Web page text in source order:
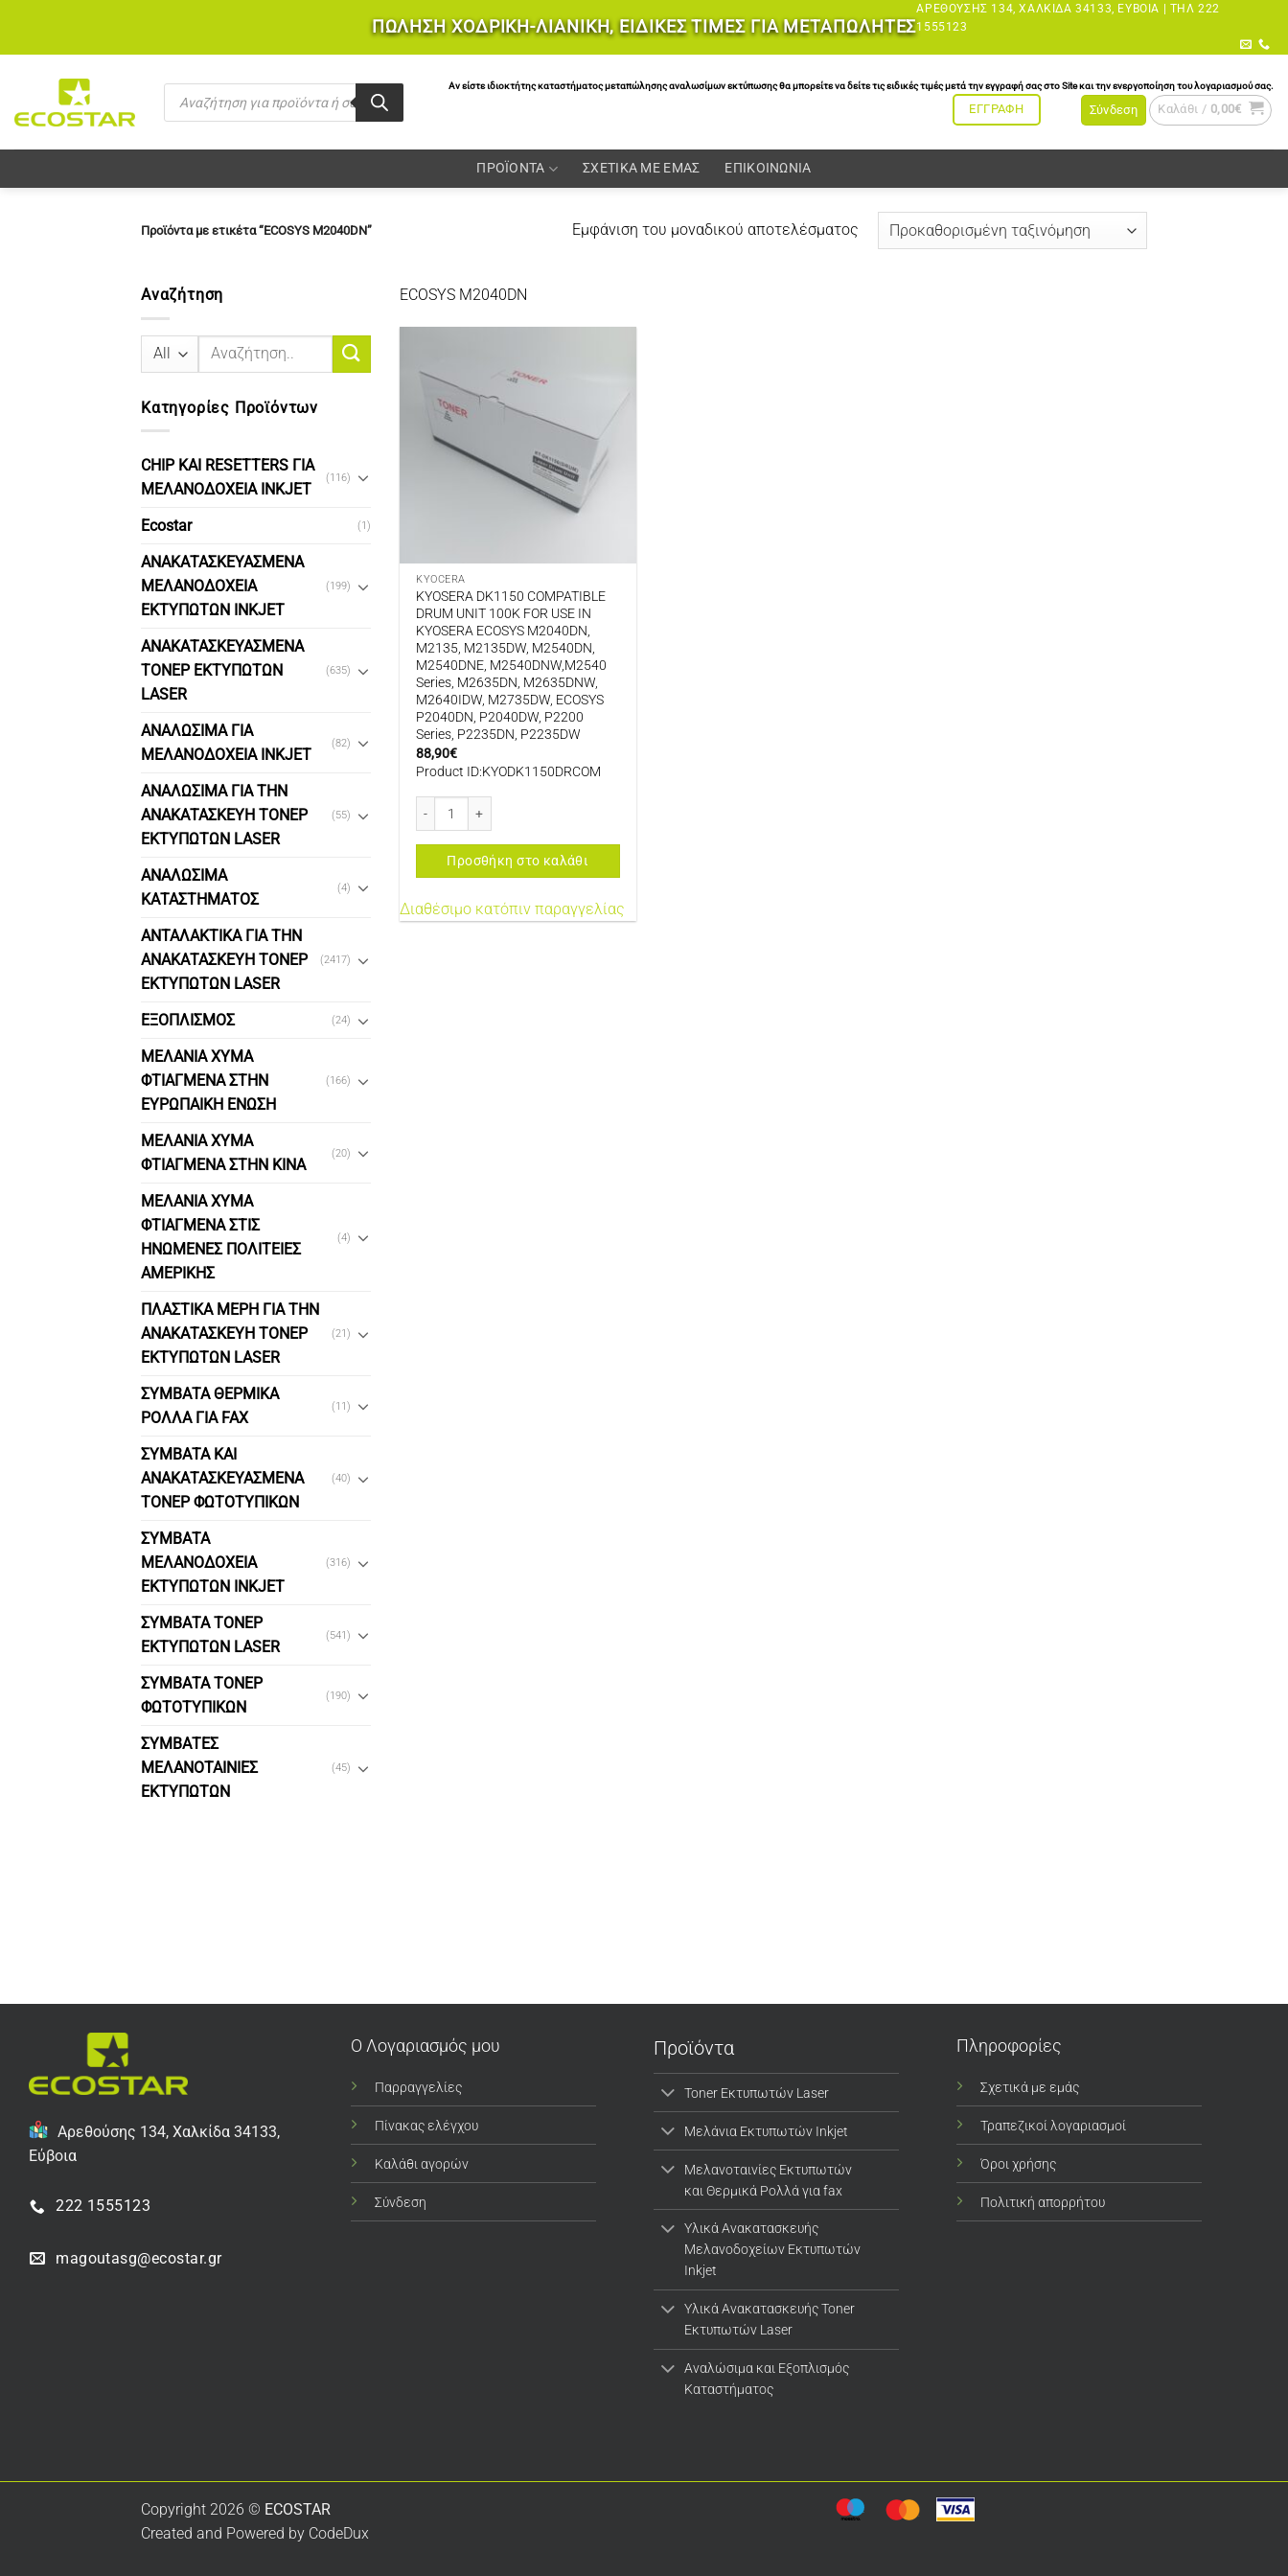
περιεχόμενο
ΠΩΛΗΣΗ ΧΟΔΡΙΚΗ-ΛΙΑΝΙΚΗ, ΕΙΔΙΚΕΣ ΤΙΜΕΣ ΓΙΑ ΜΕΤΑΠΩΛΗΤΕΣ
ΑΡΕΘΟΎΣΗΣ 134, ΧΑΛΚΊΔΑ 34133, ΕΎΒΟΙΑ | ΤΗΛ 222
1555123
Products
search
Αν είστε ιδιοκτήτης καταστήματος μεταπώλησης αναλωσίμων εκτύπωσης θα μπορείτε να δείτε τις ειδικές τιμές μετά την εγγραφή σας στο Site και την ενεργοποίηση του λογαριασμού σας.
ΕΓΓΡΑΦΗ Σύνδεση Καλάθι / 0,00€
ΠΡΟΪΟΝΤΑ ΣΧΕΤΙΚΑ ΜΕ ΕΜΑΣ ΕΠΙΚΟΙΝΩΝΙΑ
Προϊόντα με ετικέτα “ECOSYS M2040DN” Εμφάνιση του μοναδικού αποτελέσματος
Αναζήτηση
Αναζήτηση
Κατηγορίες Προϊόντων
CHIP ΚΑΙ RESETTERS ΓΙΑ
ΜΕΛΑΝΟΔΟΧΕΙΑ INKJET
(116)
Ecostar (1)
ΑΝΑΚΑΤΑΣΚΕΥΑΣΜΕΝΑ
ΜΕΛΑΝΟΔΟΧΕΙΑ
ΕΚΤΥΠΩΤΩΝ INKJET
(199)
ΑΝΑΚΑΤΑΣΚΕΥΑΣΜΕΝΑ
ΤΟΝΕΡ ΕΚΤΥΠΩΤΩΝ
LASER
(635)
ΑΝΑΛΩΣΙΜΑ ΓΙΑ
ΜΕΛΑΝΟΔΟΧΕΙΑ INKJET
(82)
ΑΝΑΛΩΣΙΜΑ ΓΙΑ ΤΗΝ
ΑΝΑΚΑΤΑΣΚΕΥΗ ΤΟΝΕΡ
ΕΚΤΥΠΩΤΩΝ LASER
(55)
ΑΝΑΛΩΣΙΜΑ
ΚΑΤΑΣΤΗΜΑΤΟΣ
(4)
ΑΝΤΑΛΑΚΤΙΚΑ ΓΙΑ ΤΗΝ
ΑΝΑΚΑΤΑΣΚΕΥΗ ΤΟΝΕΡ
ΕΚΤΥΠΩΤΩΝ LASER
(2417)
ΕΞΟΠΛΙΣΜΟΣ (24)
ΜΕΛΑΝΙΑ ΧΥΜΑ
ΦΤΙΑΓΜΕΝΑ ΣΤΗΝ
ΕΥΡΩΠΑΙΚΗ ΕΝΩΣΗ
(166)
ΜΕΛΑΝΙΑ ΧΥΜΑ
ΦΤΙΑΓΜΕΝΑ ΣΤΗΝ ΚΙΝΑ
(20)
ΜΕΛΑΝΙΑ ΧΥΜΑ
ΦΤΙΑΓΜΕΝΑ ΣΤΙΣ
ΗΝΩΜΕΝΕΣ ΠΟΛΙΤΕΙΕΣ
ΑΜΕΡΙΚΗΣ
(4)
ΠΛΑΣΤΙΚΑ ΜΕΡΗ ΓΙΑ ΤΗΝ
ΑΝΑΚΑΤΑΣΚΕΥΗ ΤΟΝΕΡ
ΕΚΤΥΠΩΤΩΝ LASER
(21)
ΣΥΜΒΑΤΑ ΘΕΡΜΙΚΑ
ΡΟΛΛΑ ΓΙΑ FAX
(11)
ΣΥΜΒΑΤΑ ΚΑΙ
ΑΝΑΚΑΤΑΣΚΕΥΑΣΜΕΝΑ
ΤΟΝΕΡ ΦΩΤΟΤΥΠΙΚΩΝ
(40)
ΣΥΜΒΑΤΑ
ΜΕΛΑΝΟΔΟΧΕΙΑ
ΕΚΤΥΠΩΤΩΝ INKJET
(316)
ΣΥΜΒΑΤΑ ΤΟΝΕΡ
ΕΚΤΥΠΩΤΩΝ LASER
(541)
ΣΥΜΒΑΤΑ ΤΟΝΕΡ
ΦΩΤΟΤΥΠΙΚΩΝ
(190)
ΣΥΜΒΑΤΕΣ
ΜΕΛΑΝΟΤΑΙΝΙΕΣ
ΕΚΤΥΠΩΤΩΝ
(45)
ECOSYS M2040DN
KYOCERA
KYOSERA DK1150 COMPATIBLE
DRUM UNIT 100K FOR USE IN
KYOSERA ECOSYS M2040DN,
M2135, M2135DW, M2540DN,
M2540DNE, M2540DNW,M2540
Series, M2635DN, M2635DNW,
M2640IDW, M2735DW, ECOSYS
P2040DN, P2040DW, P2200
Series, P2235DN, P2235DW
88,90€
Product ID:KYODK1150DRCOM
Προσθήκη στο καλάθι
Διαθέσιμο κατόπιν παραγγελίας
Αρεθούσης 134, Χαλκίδα 34133,
Εύβοια
222 1555123
magoutasg@ecostar.gr
Ο Λογαριασμός μου
Παρραγγελίες
Πίνακας ελέγχου
Καλάθι αγορών
Σύνδεση
Προϊόντα
Toner Εκτυπωτών Laser
Μελάνια Εκτυπωτών Inkjet
Μελανοταινίες Εκτυπωτών
και Θερμικά Ρολλά για fax
Υλικά Ανακατασκευής
Μελανοδοχείων Εκτυπωτών
Inkjet
Υλικά Ανακατασκευής Toner
Εκτυπωτών Laser
Αναλώσιμα και Εξοπλισμός
Καταστήματος
Πληροφορίες
Σχετικά με εμάς
Τραπεζικοί λογαριασμοί
Όροι χρήσης
Πολιτική απορρήτου
Copyright 2026 © ECOSTAR
Created and Powered by CodeDux